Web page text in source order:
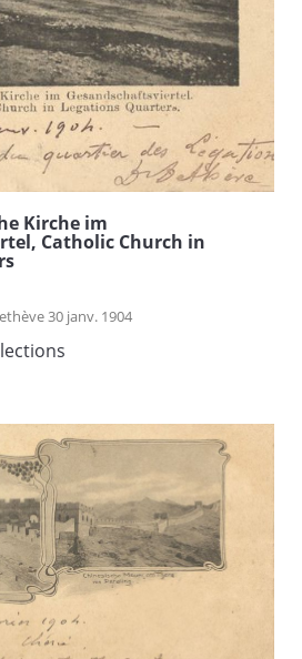
Kirche im
Catholic Church in
30 janv. 1904